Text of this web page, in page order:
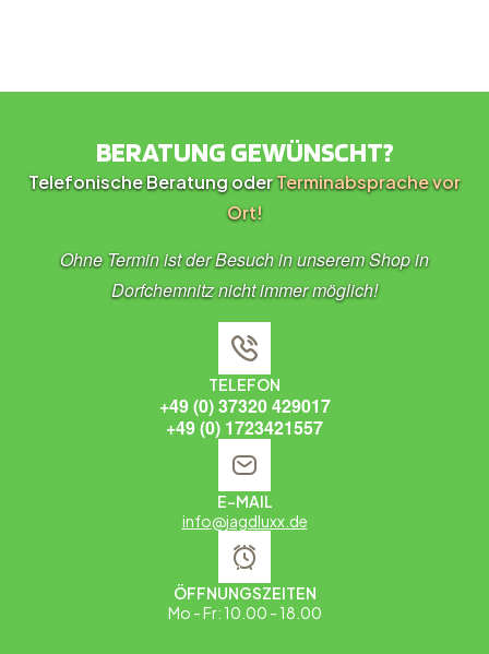
BERATUNG GEWÜNSCHT?
Telefonische Beratung oderTerminabsprache vor
Ort!
Ohne Termin ist der Besuch in unserem Shop in
Dorfchemnitz nicht immer möglich!
TELEFON
+49 (0) 37320 429017
+49 (0) 1723421557
E-MAIL
info@jagdluxx.de
ÖFFNUNGSZEITEN
Mo - Fr: 10.00 - 18.00